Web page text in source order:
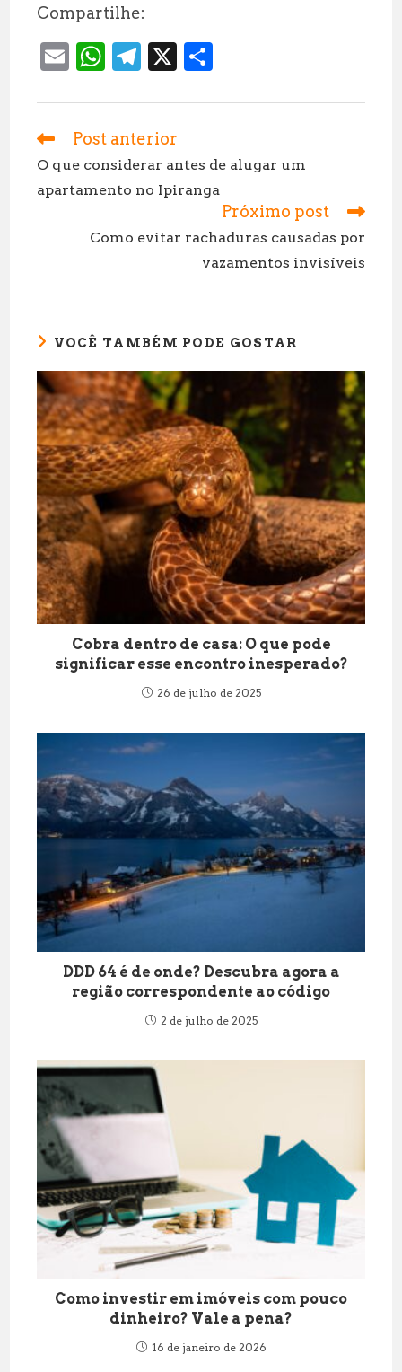
Compartilhe:
E
ai
l
W
at
s
A
p
p
T
e
g
r
a
m
X
a
e
Leia
artigos
Post anterior
O que considerar antes de alugar um
apartamento no Ipiranga
Próximo post
Como evitar rachaduras causadas por
vazamentos invisíveis
VOCÊ TAMBÉM PODE GOSTAR
Cobra dentro de casa: O que pode
significar esse encontro inesperado?
26 de julho de 2025
DDD 64 é de onde? Descubra agora a
região correspondente ao código
2 de julho de 2025
Como investir em imóveis com pouco
dinheiro? Vale a pena?
16 de janeiro de 2026